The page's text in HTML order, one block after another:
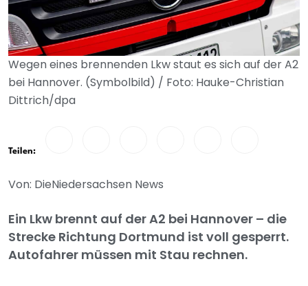
Wegen eines brennenden Lkw staut es sich auf der A2
bei Hannover. (Symbolbild) / Foto: Hauke-Christian
Dittrich/dpa
Teilen:
Von: DieNiedersachsen News
Ein Lkw brennt auf der A2 bei Hannover – die
Strecke Richtung Dortmund ist voll gesperrt.
Autofahrer müssen mit Stau rechnen.